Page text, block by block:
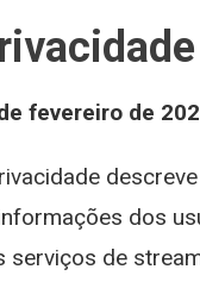
fevereiro de
dos
serviços de